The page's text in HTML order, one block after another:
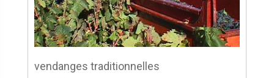
vendanges traditionnelles